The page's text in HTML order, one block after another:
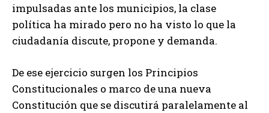
impulsadas ante los municipios, la clase
política ha mirado pero no ha visto lo que la
ciudadanía discute, propone y demanda.
De ese ejercicio surgen los Principios
Constitucionales o marco de una nueva
Constitución que se discutirá paralelamente al